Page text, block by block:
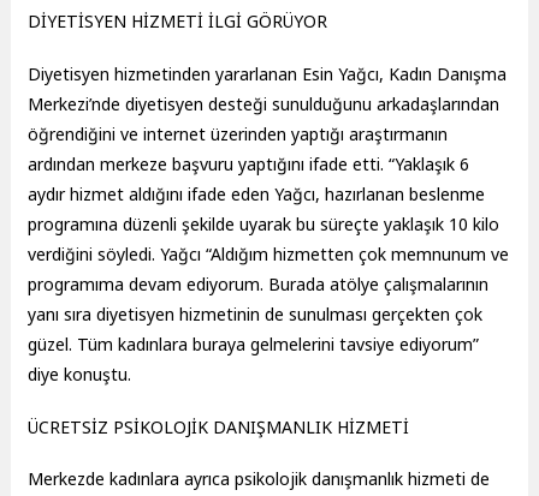
DİYETİSYEN HİZMETİ İLGİ GÖRÜYOR
Diyetisyen hizmetinden yararlanan Esin Yağcı, Kadın Danışma
Merkezi’nde diyetisyen desteği sunulduğunu arkadaşlarından
öğrendiğini ve internet üzerinden yaptığı araştırmanın
ardından merkeze başvuru yaptığını ifade etti. “Yaklaşık 6
aydır hizmet aldığını ifade eden Yağcı, hazırlanan beslenme
programına düzenli şekilde uyarak bu süreçte yaklaşık 10 kilo
verdiğini söyledi. Yağcı “Aldığım hizmetten çok memnunum ve
programıma devam ediyorum. Burada atölye çalışmalarının
yanı sıra diyetisyen hizmetinin de sunulması gerçekten çok
güzel. Tüm kadınlara buraya gelmelerini tavsiye ediyorum”
diye konuştu.
ÜCRETSİZ PSİKOLOJİK DANIŞMANLIK HİZMETİ
Merkezde kadınlara ayrıca psikolojik danışmanlık hizmeti de